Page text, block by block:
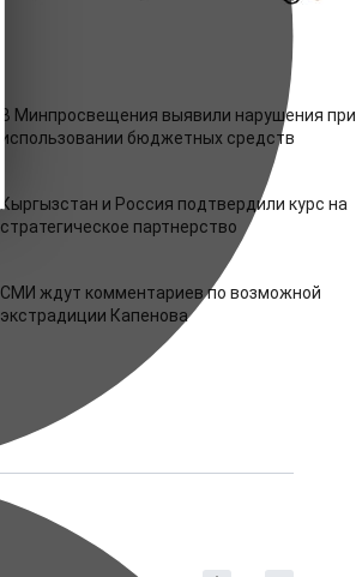
В Минпросвещения выявили нарушения при
использовании бюджетных средств
Кыргызстан и Россия подтвердили курс на
стратегическое партнерство
СМИ ждут комментариев по возможной
экстрадиции Капенова